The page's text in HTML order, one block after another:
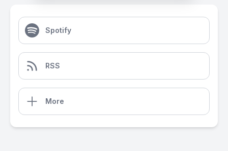
Spotify
RSS
More